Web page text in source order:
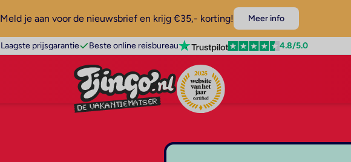
Meld je aan voor de nieuwsbrief en krijg €35,- korting! Meer info
Laagste prijsgarantie Beste online reisbureau 4.8/5.0